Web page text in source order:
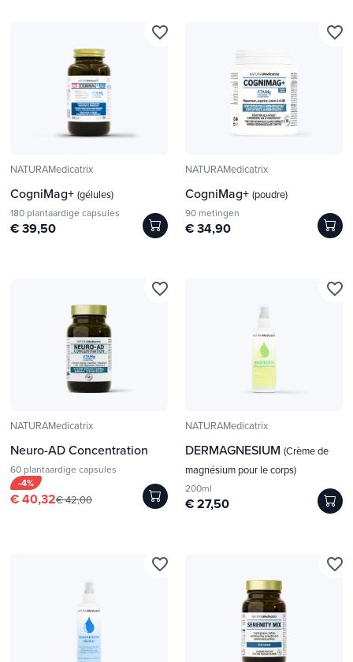
NATURAMedicatrix
CogniMag+ (gélules)
180 plantaardige capsules
€ 39,50
favorite_border
NATURAMedicatrix
CogniMag+ (poudre)
90 metingen
€ 34,90
favorite_border
NATURAMedicatrix
Neuro-AD Concentration
60 plantaardige capsules
-4%
€ 40,32€ 42,00
favorite_border
NATURAMedicatrix
DERMAGNESIUM (Crème de
magnésium pour le corps)
200ml
€ 27,50
favorite_border
favorite_border favorite_border